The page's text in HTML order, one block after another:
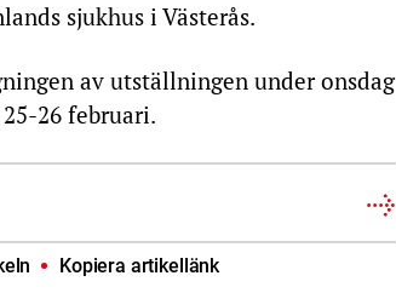
sjukhus i Västerås.
av utställningen under onsdag
26 februari.
Kopiera artikellänk